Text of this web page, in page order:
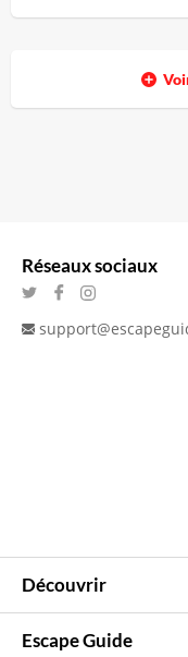
Réseaux sociaux
Découvrir
Escape Guide